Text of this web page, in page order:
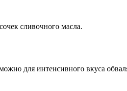
сливочного масла.
для интенсивного вкуса